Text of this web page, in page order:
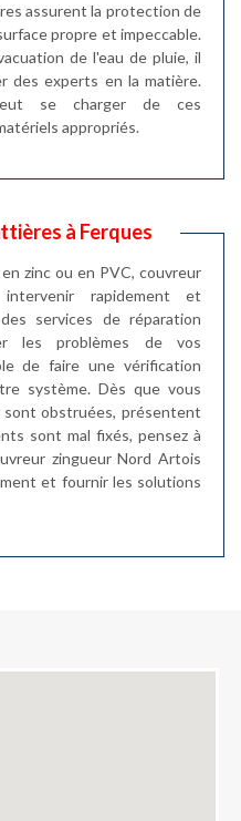
assurent la protection de
propre et impeccable.
de l'eau de pluie, il
des experts en la matière.
se charger de ces
appropriés.
à Ferques
zinc ou en PVC, couvreur
rapidement et
services de réparation
les problèmes de vos
de faire une vérification
système. Dès que vous
obstruées, présentent
sont mal fixés, pensez à
zingueur Nord Artois
et fournir les solutions